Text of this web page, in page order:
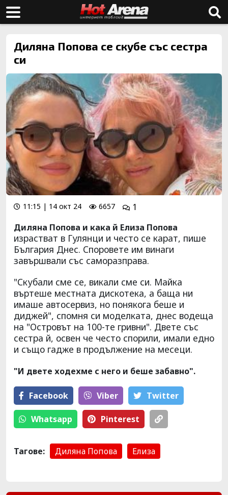
Диляна Попова се скубе със сестра
си
11:15 | 14 окт 24 6657
1
Диляна Попова и кака й Елиза Попова
израстват в Гулянци и често се карат, пише
България Днес. Споровете им винаги
завършвали със саморазправа.
"Скубали сме се, викали сме си. Майка
въртеше местната дискотека, а баща ни
имаше автосервиз, но понякога беше и
диджей", спомня си моделката, днес водеща
на "Островът на 100-те гривни". Двете със
сестра й, освен че често спорили, имали едно
и също гадже в продължение на месеци.
"И двете ходехме с него и беше забавно".
Facebook Viber Тwitter
Whatsapp Pinterest
Тагове: Диляна Попова Елиза